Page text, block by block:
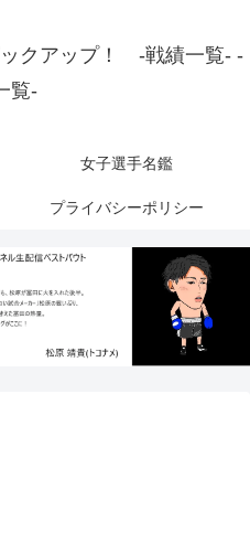
クアップ！ -戦績一覧- -
覧-
女子選手名鑑
プライバシーポリシー